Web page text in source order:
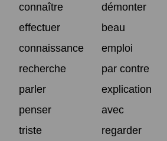
connaître
démonter
effectuer
beau
connaissance
emploi
recherche
par contre
parler
explication
penser
avec
triste
regarder